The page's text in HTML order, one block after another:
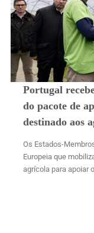
Portugal
do pacote de
destinado aos
Os Estados-
Europeia que
agrícola para apoiar